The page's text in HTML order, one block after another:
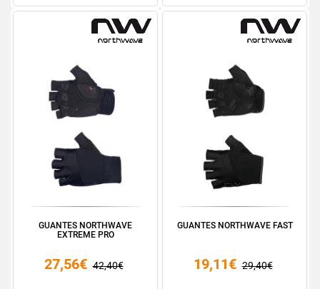
GUANTES NORTHWAVE
EXTREME PRO
27,56€ 42,40€
GUANTES NORTHWAVE FAST
19,11€ 29,40€